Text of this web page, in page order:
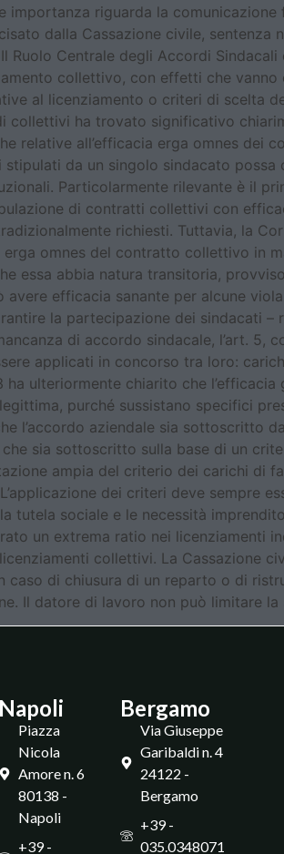
importanza riguarda la
dalla Cassazione civile,
Ruolo Centrale degli Accordi
collettivo, con effetti che
al licenziamento o criteri di scelta
collettivi ha trovato significativo
relative all’efficacia erga omnes dei
da un singolo sindacato
Particolarmente rilevante è il
di contratti collettivi con
richiesti. Tuttavia, la
erga omnes del contratto collettivo in
essa abbia natura transitoria,
efficacia sanante per alcune
la partecipazione dei sindacati
di accordo sindacale, l’art. 5,
applicati in concorso tra loro:
ulteriormente chiarito che
purché sussistano specifici
l’accordo aziendale sia sottoscritto
sia sottoscritto sulla base di un
ampia del criterio dei carichi di
dei criteri deve sempre
tutela sociale e le necessità
un extrema ratio nei licenziamenti
collettivi. La Cassazione
caso di chiusura di un reparto o di
Il datore di lavoro non può limitare
Napoli
Piazza
Nicola
Amore n. 6
80138 -
Napoli
+39 -
Bergamo
Via Giuseppe
Garibaldi n. 4
24122 -
Bergamo
+39 -
035.0348071